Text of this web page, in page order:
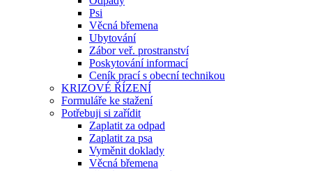
Psi
Věcná břemena
Ubytování
Zábor veř. prostranství
Poskytování informací
Ceník prací s obecní technikou
KRIZOVÉ ŘÍZENÍ
Formuláře ke stažení
Potřebuji si zařídit
Zaplatit za odpad
Zaplatit za psa
Vyměnit doklady
Věcná břemena